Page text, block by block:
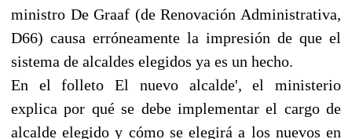
ministro De Graaf (de Renovación Administrativa,
D66) causa erróneamente la impresión de que el
sistema de alcaldes elegidos ya es un hecho.
En el folleto El nuevo alcalde', el ministerio
explica por qué se debe implementar el cargo de
alcalde elegido y cómo se elegirá a los nuevos en